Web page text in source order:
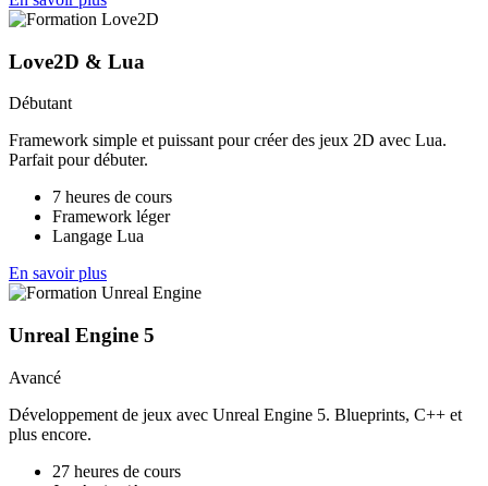
Love2D & Lua
Débutant
Framework simple et puissant pour créer des jeux 2D avec Lua.
Parfait pour débuter.
7 heures de cours
Framework léger
Langage Lua
En savoir plus
Unreal Engine 5
Avancé
Développement de jeux avec Unreal Engine 5. Blueprints, C++ et
plus encore.
27 heures de cours